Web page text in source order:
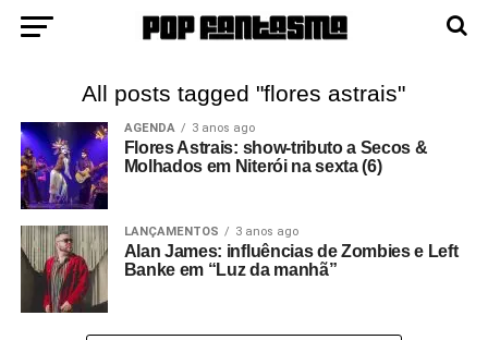
All posts tagged "flores astrais"
AGENDA 3 anos ago
Flores Astrais: show-tributo a Secos &
Molhados em Niterói na sexta (6)
LANÇAMENTOS 3 anos ago
Alan James: influências de Zombies e Left
Banke em “Luz da manhã”